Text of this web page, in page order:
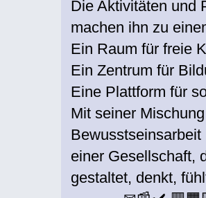
Die Aktivitäten und
machen ihn zu
Ein Raum für freie
Ein Zentrum für
Eine Plattform für
Mit seiner
einer Gesellschaft,
gestaltet, denkt,